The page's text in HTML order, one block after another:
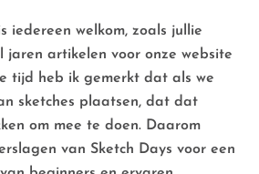
iedereen welkom, zoals jullie
jaren artikelen voor onze website
tijd heb ik gemerkt dat als we
sketches plaatsen, dat dat
om mee te doen. Daarom
van Sketch Days voor een